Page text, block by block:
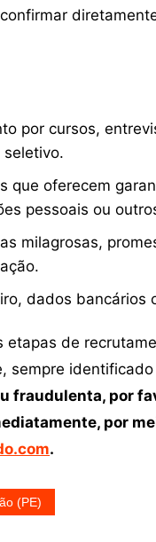
por cursos,
que oferecem
pessoais ou
milagrosas,
dados bancários
de
sempre
fraudulenta, por
por
.
(PE)